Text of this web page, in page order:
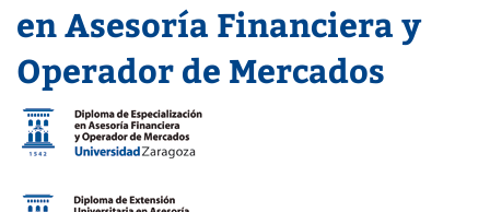
en Asesoría Financiera y
Operador de Mercados